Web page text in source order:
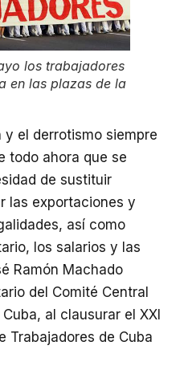
los trabajadores
en las plazas de la
el derrotismo siempre
todo ahora que se
de sustituir
las exportaciones y
así como
los salarios y las
Ramón Machado
del Comité Central
al clausurar el XXI
Trabajadores de Cuba